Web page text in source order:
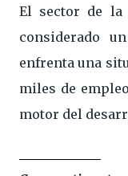
El sector de la
considerado
enfrenta una
miles de
motor del